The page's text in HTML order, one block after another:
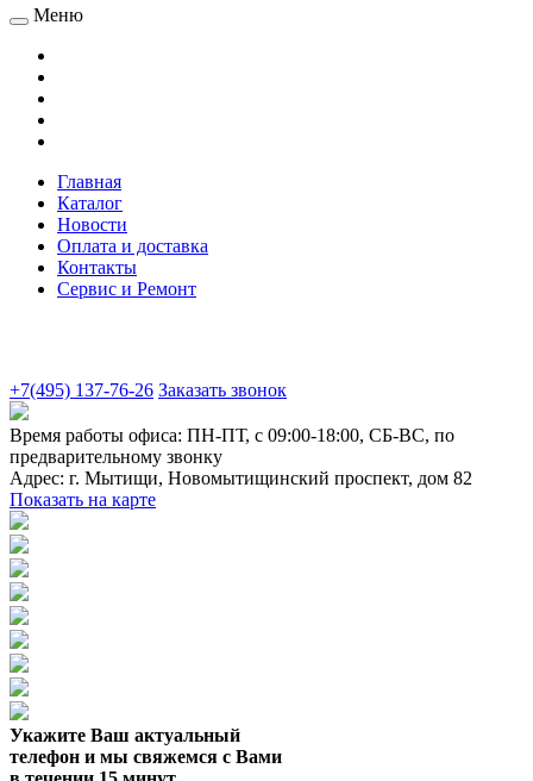
Меню
Главная
Каталог
Новости
Оплата и доставка
Контакты
Сервис и Ремонт
+7(495) 137-76-26 Заказать звонок
Время работы офиса: ПН-ПТ, с 09:00-18:00, СБ-ВС, по
предварительному звонку
Адрес: г. Мытищи, Новомытищинский проспект, дом 82
Показать на карте
Укажите Ваш актуальный
телефон и мы свяжемся с Вами